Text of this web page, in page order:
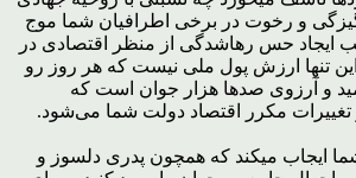
و رخوت در برخی اطرافیان شما موج
ایجاد حس رهاشدگی از منظر اقتصادی در
تنها ارزش پول ملی نیست که هر روز رو
و آرزوی صدها هزار جوان است که
مکرر اقتصاد دولت شما می‌شود.
ایجاب میکند که همچون پدری دلسوز و